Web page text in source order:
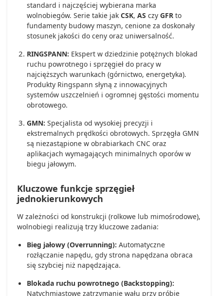
standard i najczęściej wybierana marka
wolnobiegów. Serie takie jak CSK, AS czy GFR to
fundamenty budowy maszyn, cenione za doskonały
stosunek jakości do ceny oraz uniwersalność.
RINGSPANN: Ekspert w dziedzinie potężnych blokad
ruchu powrotnego i sprzęgieł do pracy w
najcięższych warunkach (górnictwo, energetyka).
Produkty Ringspann słyną z innowacyjnych
systemów uszczelnień i ogromnej gęstości momentu
obrotowego.
GMN: Specjalista od wysokiej precyzji i
ekstremalnych prędkości obrotowych. Sprzęgła GMN
są niezastąpione w obrabiarkach CNC oraz
aplikacjach wymagających minimalnych oporów w
biegu jałowym.
Kluczowe funkcje sprzęgieł
jednokierunkowych
W zależności od konstrukcji (rolkowe lub mimośrodowe),
wolnobiegi realizują trzy kluczowe zadania:
Bieg jałowy (Overrunning): Automatyczne
rozłączanie napędu, gdy strona napędzana obraca
się szybciej niż napędzająca.
Blokada ruchu powrotnego (Backstopping):
Natychmiastowe zatrzymanie wału przy próbie